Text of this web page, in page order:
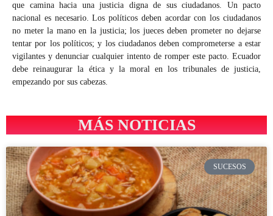
que camina hacia una justicia digna de sus ciudadanos. Un pacto
nacional es necesario. Los políticos deben acordar con los ciudadanos
no meter la mano en la justicia; los jueces deben prometer no dejarse
tentar por los políticos; y los ciudadanos deben comprometerse a estar
vigilantes y denunciar cualquier intento de romper este pacto. Ecuador
debe reinaugurar la ética y la moral en los tribunales de justicia,
empezando por sus cabezas.
MÁS NOTICIAS
SUCESOS